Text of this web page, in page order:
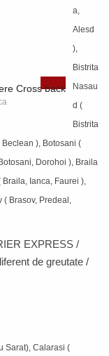
Cross back
EXPRESS /
de greutate /
a,
Alesd
),
Bistrita
Nasau
d (
Bistrita
Beclean ), Botosani (
Botosani, Dorohoi ), Braila
Braila, Ianca, Faurei ),
( Brasov, Predeal,
Sarat), Calarasi (